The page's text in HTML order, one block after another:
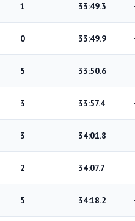
1 33:49.3
0 33:49.9
5 33:50.6
3 33:57.4
3 34:01.8
2 34:07.7
5 34:18.2